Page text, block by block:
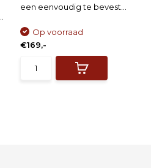
een eenvoudig te bevest...
Op voorraad
€169,-